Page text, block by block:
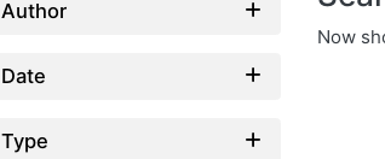
Author
Date
Type
Now